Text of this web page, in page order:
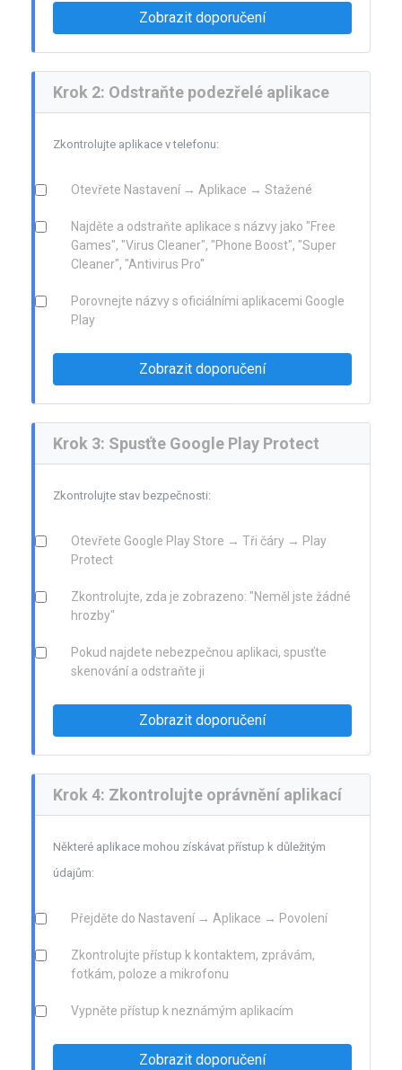
Zobrazit doporučení
Krok 2: Odstraňte podezřelé aplikace
Zkontrolujte aplikace v telefonu:
Otevřete Nastavení → Aplikace → Stažené
Najděte a odstraňte aplikace s názvy jako "Free
Games", "Virus Cleaner", "Phone Boost", "Super
Cleaner", "Antivirus Pro"
Porovnejte názvy s oficiálními aplikacemi Google
Play
Zobrazit doporučení
Krok 3: Spusťte Google Play Protect
Zkontrolujte stav bezpečnosti:
Otevřete Google Play Store → Tři čáry → Play
Protect
Zkontrolujte, zda je zobrazeno: "Neměl jste žádné
hrozby"
Pokud najdete nebezpečnou aplikaci, spusťte
skenování a odstraňte ji
Zobrazit doporučení
Krok 4: Zkontrolujte oprávnění aplikací
Některé aplikace mohou získávat přístup k důležitým
údajům:
Přejděte do Nastavení → Aplikace → Povolení
Zkontrolujte přístup k kontaktem, zprávám,
fotkám, poloze a mikrofonu
Vypněte přístup k neznámým aplikacím
Zobrazit doporučení